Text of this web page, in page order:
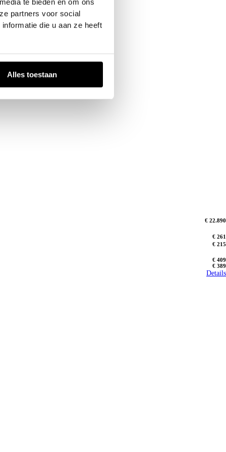
te bieden en om ons
partners voor social
die u aan ze heeft
Alles toestaan
€ 22.890
€ 261
€ 215
€ 409
€ 389
Details